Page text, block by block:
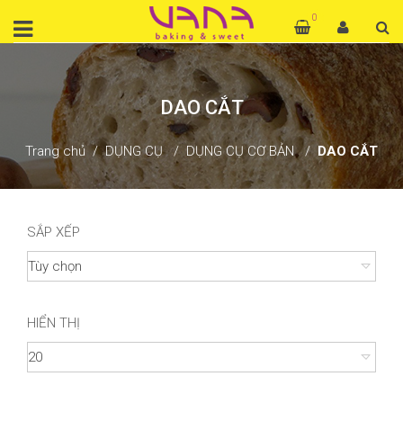
0
DAO CẮT
Trang chủ DỤNG CỤ DỤNG CỤ CƠ BẢN DAO CẮT
SẮP XẾP
HIỂN THỊ